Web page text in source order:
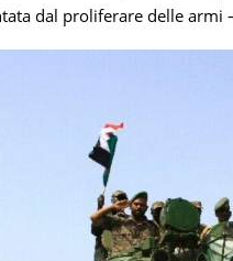
dal proliferare delle armi